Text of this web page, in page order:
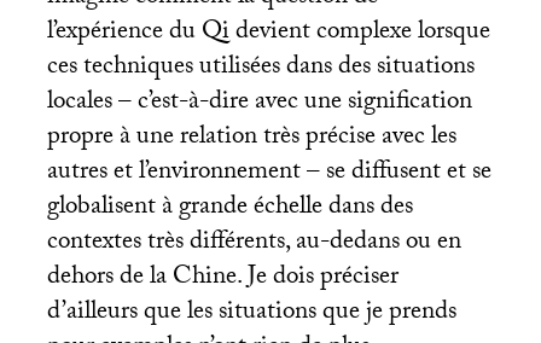
l’expérience du Qi devient complexe lorsque
ces techniques utilisées dans des situations
locales – c’est-à-dire avec une signification
propre à une relation très précise avec les
autres et l’environnement – se diffusent et se
globalisent à grande échelle dans des
contextes très différents, au-dedans ou en
dehors de la Chine. Je dois préciser
d’ailleurs que les situations que je prends